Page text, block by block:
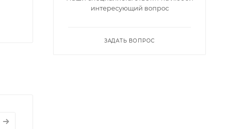
интересующий вопрос
ЗАДАТЬ ВОПРОС